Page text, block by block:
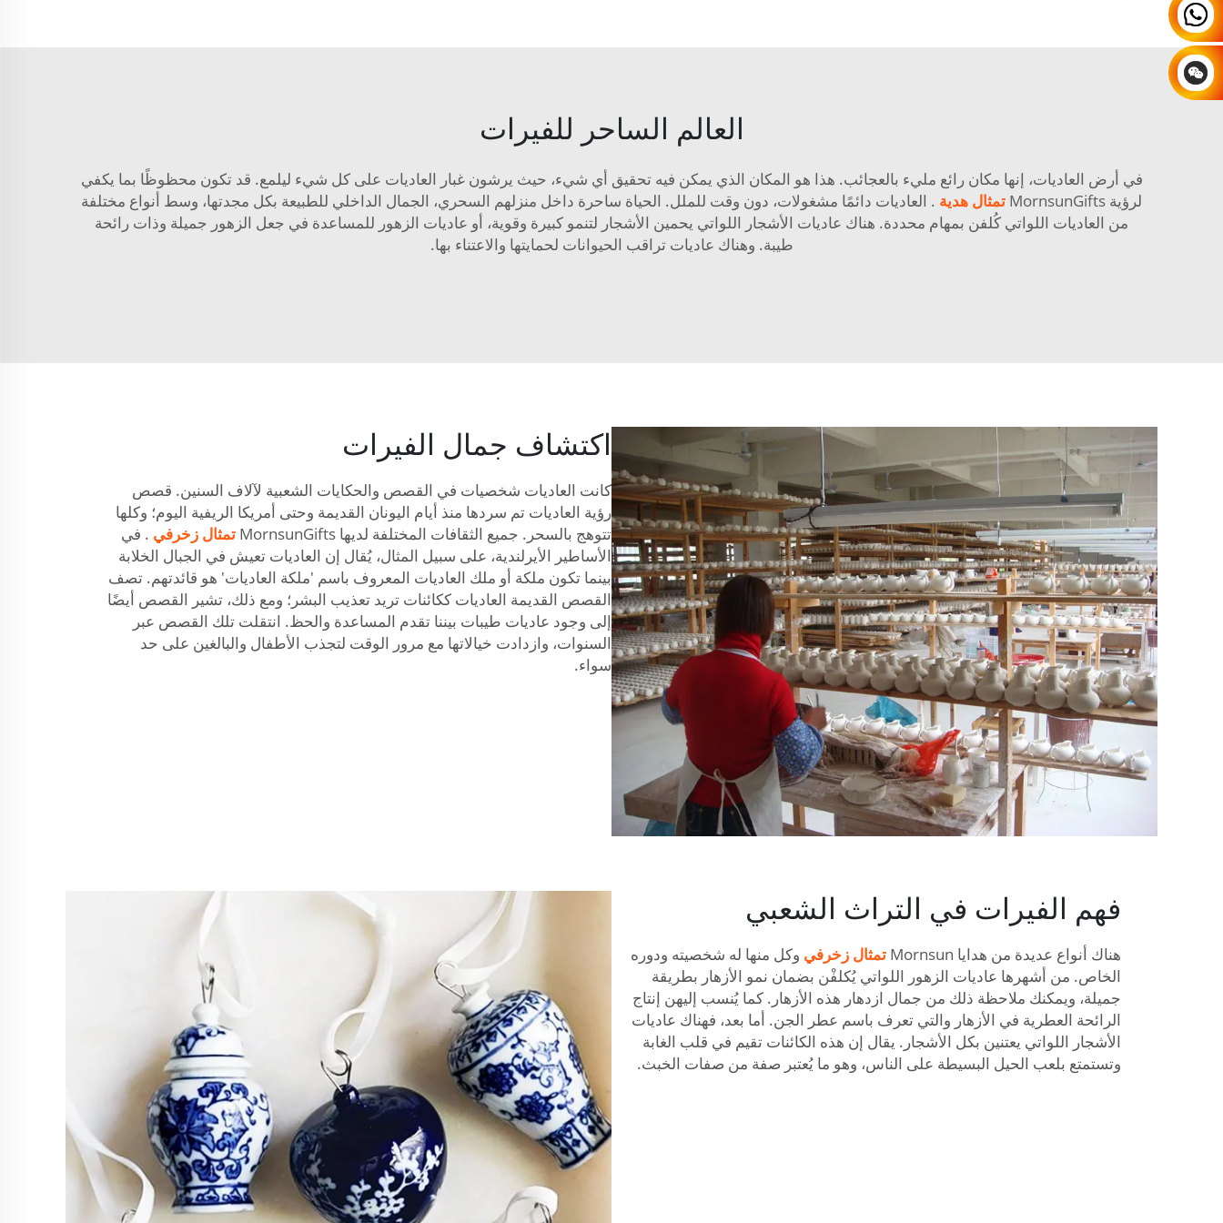
العالم الساحر للفيرات
في أرض العاديات، إنها مكان رائع مليء بالعجائب. هذا هو المكان الذي يمكن فيه تحقيق أي شيء، حيث يرشون غبار العاديات على كل شيء ليلمع. قد تكون محظوظًا بما يكفي
لرؤية MornsunGifts
تمثال هدية . العاديات دائمًا مشغولات، دون وقت للملل. الحياة ساحرة داخل منزلهم السحري، الجمال الداخلي للطبيعة بكل مجدتها، وسط أنواع مختلفة
من العاديات اللواتي كُلفن بمهام محددة. هناك عاديات الأشجار اللواتي يحمين الأشجار لتنمو كبيرة وقوية، أو عاديات الزهور للمساعدة في جعل الزهور جميلة وذات رائحة
طيبة. وهناك عاديات تراقب الحيوانات لحمايتها والاعتناء بها.
اكتشاف جمال الفيرات
كانت العاديات شخصيات في القصص والحكايات الشعبية لآلاف السنين. قصص
رؤية العاديات تم سردها منذ أيام اليونان القديمة وحتى أمريكا الريفية اليوم؛ وكلها
تتوهج بالسحر. جميع الثقافات المختلفة لديها MornsunGifts
تمثال زخرفي . في
الأساطير الأيرلندية، على سبيل المثال، يُقال إن العاديات تعيش في الجبال الخلابة
بينما تكون ملكة أو ملك العاديات المعروف باسم 'ملكة العاديات' هو قائدتهم. تصف
القصص القديمة العاديات ككائنات تريد تعذيب البشر؛ ومع ذلك، تشير القصص أيضًا
إلى وجود عاديات طيبات بيننا تقدم المساعدة والحظ. انتقلت تلك القصص عبر
السنوات، وازدادت خيالاتها مع مرور الوقت لتجذب الأطفال والبالغين على حد
سواء.
فهم الفيرات في التراث الشعبي
هناك أنواع عديدة من هدايا Mornsun تمثال زخرفي وكل منها له شخصيته ودوره
الخاص. من أشهرها عاديات الزهور اللواتي يُكلفْن بضمان نمو الأزهار بطريقة
جميلة، ويمكنك ملاحظة ذلك من جمال ازدهار هذه الأزهار. كما يُنسب إليهن إنتاج
الرائحة العطرية في الأزهار والتي تعرف باسم عطر الجن. أما بعد، فهناك عاديات
الأشجار اللواتي يعتنين بكل الأشجار. يقال إن هذه الكائنات تقيم في قلب الغابة
وتستمتع بلعب الحيل البسيطة على الناس، وهو ما يُعتبر صفة من صفات الخبث.